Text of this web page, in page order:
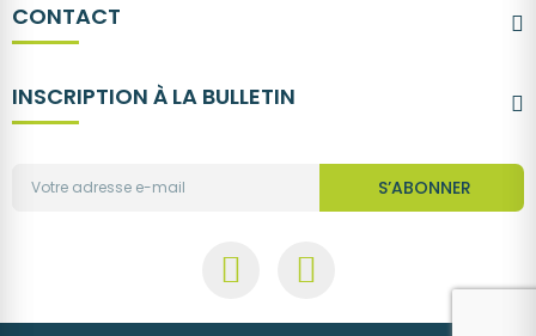
CONTACT
INSCRIPTION À LA BULLETIN
S’ABONNER